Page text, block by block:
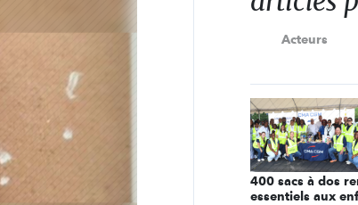
Acteurs
400 sacs à dos
essentiels aux